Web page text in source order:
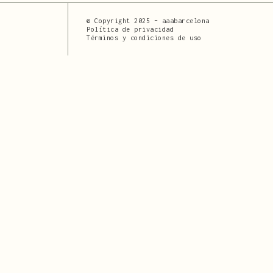
© Copyright 2025 – aaabarcelona
Política de privacidad
Términos y condiciones de uso